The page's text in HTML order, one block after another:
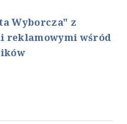
Wyborcza" z
reklamowymi wśród